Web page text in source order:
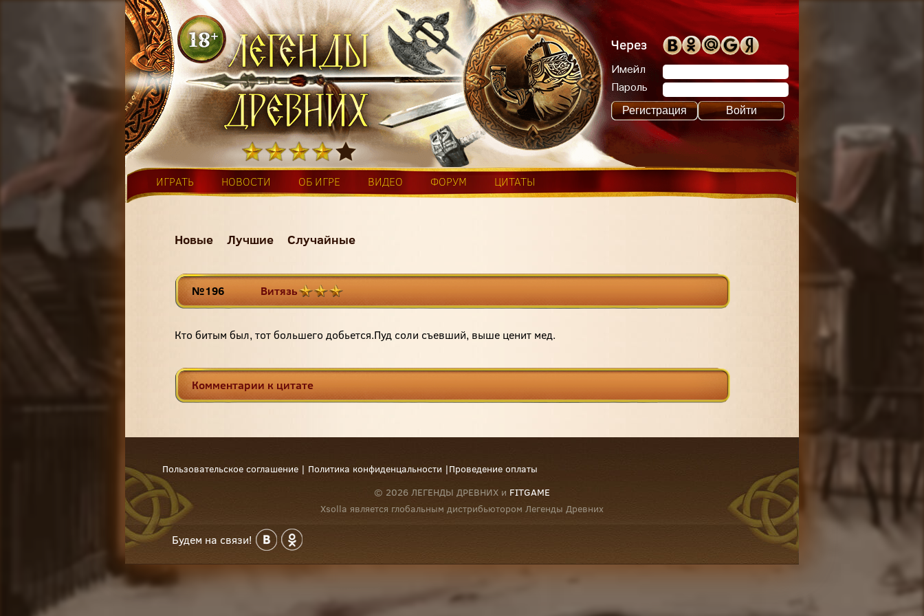
Через
Имейл
Пароль
Регистрация Войти
ИГРАТЬ НОВОСТИ ОБ ИГРЕ ВИДЕО ФОРУМ ЦИТАТЫ
Новые Лучшие Случайные
№196 Витязь
Кто битым был, тот большего добьется.Пуд соли съевший, выше ценит мед.
Комментарии к цитате
Пользовательское соглашение | Политика конфиденцальности |Проведение оплаты
© 2026 ЛЕГЕНДЫ ДРЕВНИХ и FITGAME
Xsolla является глобальным дистрибьютором Легенды Древних
Будем на связи!